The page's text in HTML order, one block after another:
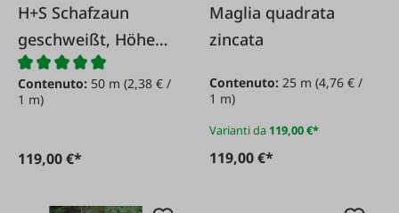
H+S Schafzaun
geschweißt, Höhe
1,00 m
Contenuto: 50 m (2,38 € /
1 m)
119,00 €*
Maglia quadrata
zincata
Contenuto: 25 m(4,76 € /
1 m)
Varianti da 119,00 €*
119,00 €*